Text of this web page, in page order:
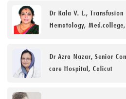
Dr Kala V. L.,
Hematology,
Dr Azra Nazar, Senior
care Hospital, Calicut